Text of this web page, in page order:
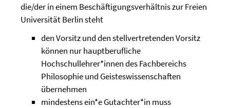
die/der in einem Beschäftigungsverhältnis zur Freien
Universität Berlin steht
den Vorsitz und den stellvertretenden Vorsitz
können nur hauptberufliche
Hochschullehrer*innen des Fachbereichs
Philosophie und Geisteswissenschaften
übernehmen
mindestens ein*e Gutachter*in muss